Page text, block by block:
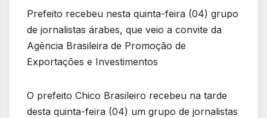
Prefeito recebeu nesta quinta-feira (04) grupo
de jornalistas árabes, que veio a convite da
Agência Brasileira de Promoção de
Exportações e Investimentos
O prefeito Chico Brasileiro recebeu na tarde
desta quinta-feira (04) um grupo de jornalistas